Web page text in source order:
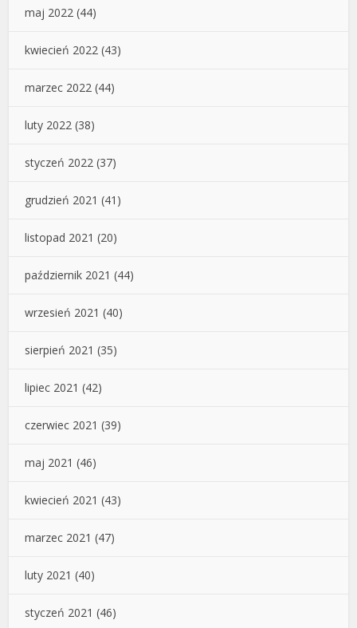
maj 2022 (44)
kwiecień 2022 (43)
marzec 2022 (44)
luty 2022 (38)
styczeń 2022 (37)
grudzień 2021 (41)
listopad 2021 (20)
październik 2021 (44)
wrzesień 2021 (40)
sierpień 2021 (35)
lipiec 2021 (42)
czerwiec 2021 (39)
maj 2021 (46)
kwiecień 2021 (43)
marzec 2021 (47)
luty 2021 (40)
styczeń 2021 (46)